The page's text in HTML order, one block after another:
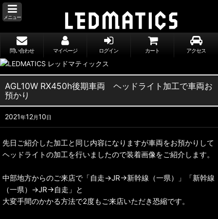
メニュー
問い合わせ マイページ ログイン カート アクセス
AGL10W RX450h後期車両 ヘッドライト加工で車両お
預かり
2021年12月10日
先日ご紹介した加工と同じ内容になりますが車両をお預かりして
ヘッドライトの加工を行いましたので装着画像をご紹介します。
中部地方からのご来店で「自走→JR→新幹線（一県）」「新幹線
（一県）→JR→自走」と
大変手間のかかる方法で2度もご来店いただき恐縮です。